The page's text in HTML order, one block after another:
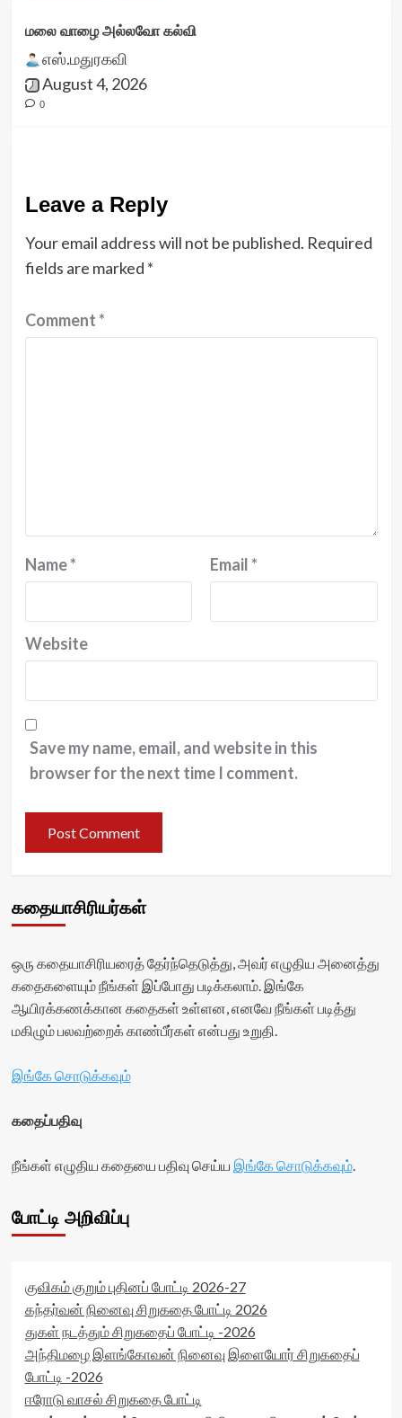
மலை வாழை அல்லவோ கல்வி
எஸ்.மதுரகவி
August 4, 2026
0
Leave a Reply
Your email address will not be published. Required
fields are marked *
Comment*
Name* Email*
Website
Save my name, email, and website in this
browser for the next time I comment.
கதையாசிரியர்கள்
ஒரு கதையாசிரியரைத் தேர்ந்தெடுத்து, அவர் எழுதிய அனைத்து
கதைகளையும் நீங்கள் இப்போது படிக்கலாம். இங்கே
ஆயிரக்கணக்கான கதைகள் உள்ளன, எனவே நீங்கள் படித்து
மகிழும் பலவற்றைக் காண்பீர்கள் என்பது உறுதி.
இங்கே சொடுக்கவும்
கதைப்பதிவு
நீங்கள் எழுதிய கதையை பதிவு செய்ய இங்கே சொடுக்கவும்.
போட்டி அறிவிப்பு
குவிகம் குறும் புதினப் போட்டி 2026-27
கந்தர்வன் நினைவு சிறுகதை போட்டி 2026
துகள் நடத்தும் சிறுகதைப் போட்டி -2026
அந்திமழை இளங்கோவன் நினைவு இளையோர் சிறுகதைப்
போட்டி -2026
ஈரோடு வாசல் சிறுகதை போட்டி